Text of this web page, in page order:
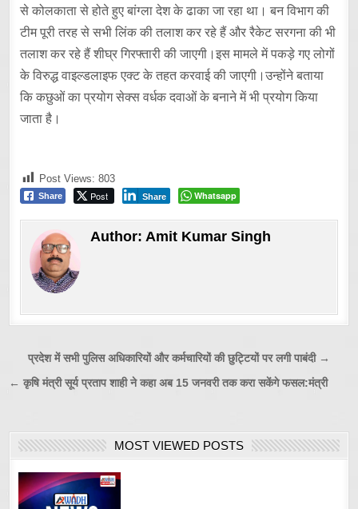
से कोलकाता से होते हुए बांग्ला देश के ढाका जा रहा था। बन विभाग की
टीम पूरी तरह से सभी लिंक की तलाश कर रहे हैं और रैकेट सरगना की भी
तलाश कर रहे हैं शीघ्र गिरफ्तारी की जाएगी।इस मामले में पकड़े गए लोगों
के विरुद्ध वाइल्डलाइफ एक्ट के तहत करवाई की जाएगी।उन्होंने बताया
कि कछुओं का प्रयोग सेक्स वर्धक दवाओं के बनाने में भी प्रयोग किया
जाता है।
Post Views: 803
Share Post Share Whatsapp
Author: Amit Kumar Singh
Post
navigation
प्रदेश में सभी पुलिस अधिकारियों और कर्मचारियों की छुट्टियों पर लगी पाबंदी →
← कृषि मंत्री सूर्य प्रताप शाही ने कहा अब 15 जनवरी तक करा सकेंगे फसल:मंत्री
MOST VIEWED POSTS